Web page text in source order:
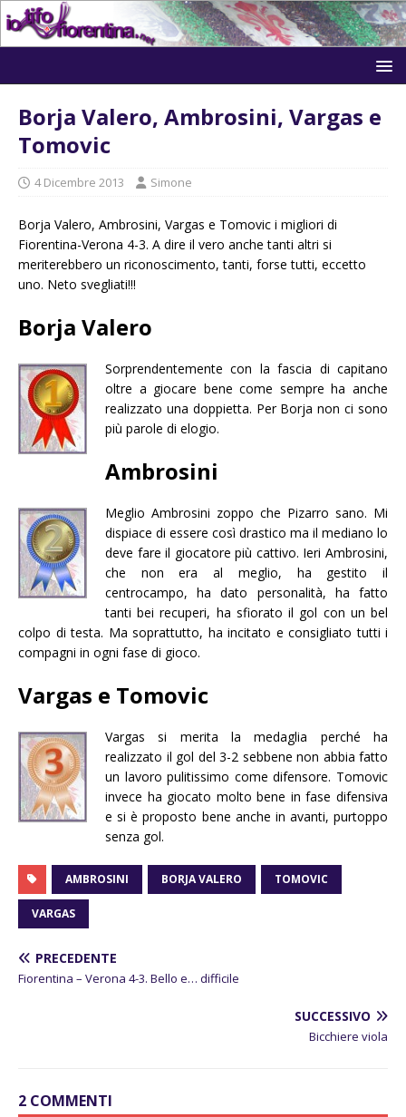
Borja Valero, Ambrosini, Vargas e
Tomovic
4 Dicembre 2013 Simone
Borja Valero, Ambrosini, Vargas e Tomovic i migliori di
Fiorentina-Verona 4-3. A dire il vero anche tanti altri si
meriterebbero un riconoscimento, tanti, forse tutti, eccetto
uno. Neto svegliati!!!
Borja Valero
Sorprendentemente con la fascia di capitano
oltre a giocare bene come sempre ha anche
realizzato una doppietta. Per Borja non ci sono
più parole di elogio.
Ambrosini
Meglio Ambrosini zoppo che Pizarro sano. Mi
dispiace di essere così drastico ma il mediano lo
deve fare il giocatore più cattivo. Ieri Ambrosini,
che non era al meglio, ha gestito il
centrocampo, ha dato personalità, ha fatto
tanti bei recuperi, ha sfiorato il gol con un bel
colpo di testa. Ma soprattutto, ha incitato e consigliato tutti i
compagni in ogni fase di gioco.
Vargas e Tomovic
Vargas si merita la medaglia perché ha
realizzato il gol del 3-2 sebbene non abbia fatto
un lavoro pulitissimo come difensore. Tomovic
invece ha giocato molto bene in fase difensiva
e si è proposto bene anche in avanti, purtoppo
senza gol.
AMBROSINI BORJA VALERO TOMOVIC
VARGAS
PRECEDENTE
Fiorentina – Verona 4-3. Bello e… difficile
SUCCESSIVO
Bicchiere viola
2 COMMENTI